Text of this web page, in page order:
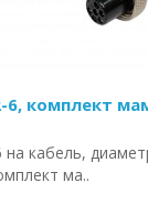
6, комплект
на кабель,
ма..